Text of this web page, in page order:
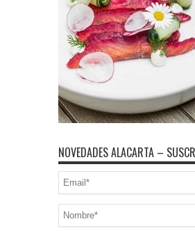
NOVEDADES ALACARTA –